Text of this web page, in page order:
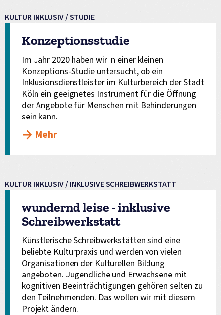
KULTUR INKLUSIV / STUDIE
Konzeptionsstudie
Im Jahr 2020 haben wir in einer kleinen
Konzeptions-Studie untersucht, ob ein
Inklusionsdienstleister im Kulturbereich der Stadt
Köln ein geeignetes Instrument für die Öffnung
der Angebote für Menschen mit Behinderungen
sein kann.
Mehr
KULTUR INKLUSIV / INKLUSIVE SCHREIBWERKSTATT
wundernd leise - inklusive
Schreibwerkstatt
Künstlerische Schreibwerkstätten sind eine
beliebte Kulturpraxis und werden von vielen
Organisationen der Kulturellen Bildung
angeboten. Jugendliche und Erwachsene mit
kognitiven Beeinträchtigungen gehören selten zu
den Teilnehmenden. Das wollen wir mit diesem
Projekt ändern.